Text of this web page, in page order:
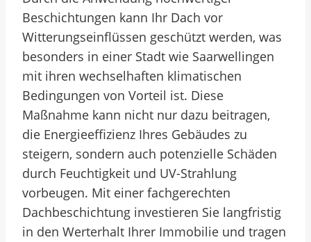
Beschichtungen kann Ihr Dach vor
Witterungseinflüssen geschützt werden, was
besonders in einer Stadt wie Saarwellingen
mit ihren wechselhaften klimatischen
Bedingungen von Vorteil ist. Diese
Maßnahme kann nicht nur dazu beitragen,
die Energieeffizienz Ihres Gebäudes zu
steigern, sondern auch potenzielle Schäden
durch Feuchtigkeit und UV-Strahlung
vorbeugen. Mit einer fachgerechten
Dachbeschichtung investieren Sie langfristig
in den Werterhalt Ihrer Immobilie und tragen